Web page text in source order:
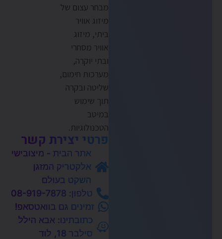
מבחר עצום של
מיזוג אוויר
ביתי, מיזוג
אוויר מסחרי
ובתי יוקרה,
מערכות חימום,
שליטה ובקרה
תוך שימוש
במיטב
הטכנולוגיות.
פרטי יצירת קשר
אתר הבית - מיצובישי
אלקטריק המזגן
השקט בעולם
טלפון: 08-919-7878‏
זמינים גם בוואטסאפ!
כתובתינו: אבא הילל
סילבר 18, לוד